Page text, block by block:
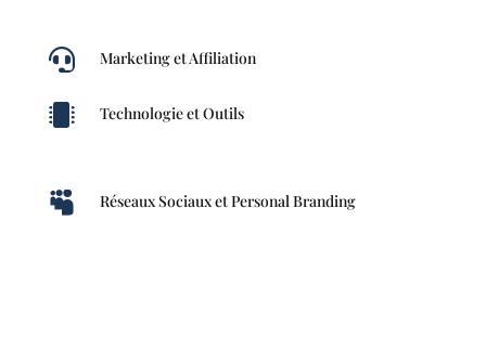
 Marketing et Affiliation
 Technologie et Outils
 Réseaux Sociaux et Personal Branding